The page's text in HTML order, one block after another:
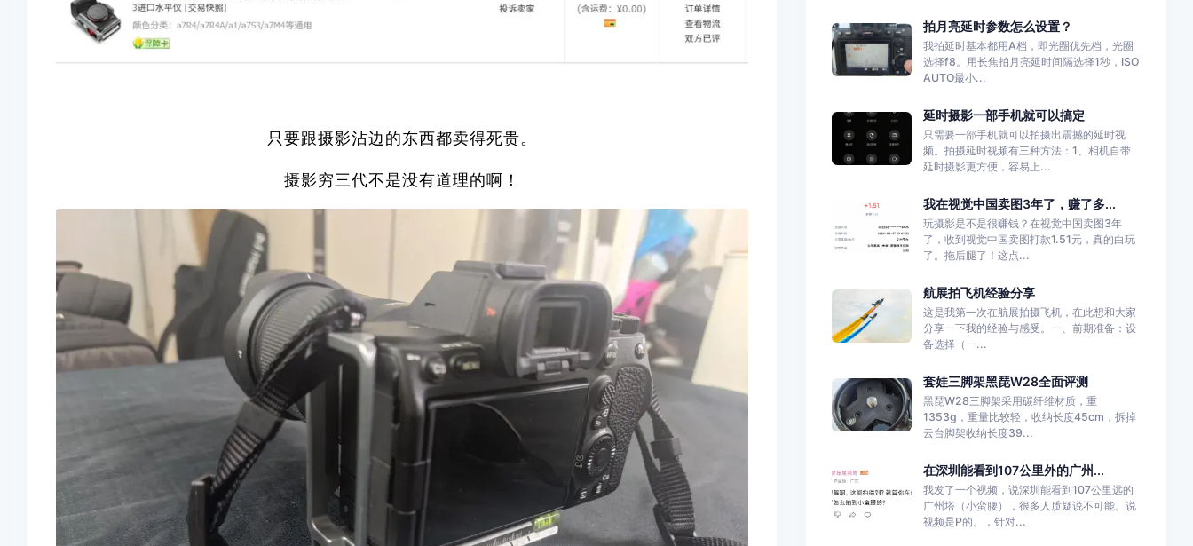
只要跟摄影沾边的东西都卖得死贵。
摄影穷三代不是没有道理的啊！
拍月亮延时参数怎么设置？
我拍延时基本都用A档，即光圈优先档，光圈
选择f8。用长焦拍月亮延时间隔选择1秒，ISO
AUTO最小...
延时摄影一部手机就可以搞定
只需要一部手机就可以拍摄出震撼的延时视
频。拍摄延时视频有三种方法：1、相机自带
延时摄影更方便，容易上...
我在视觉中国卖图3年了，赚了多...
玩摄影是不是很赚钱？在视觉中国卖图3年
了，收到视觉中国卖图打款1.51元，真的白玩
了。拖后腿了！这点...
航展拍飞机经验分享
这是我第一次在航展拍摄飞机，在此想和大家
分享一下我的经验与感受。一、前期准备：设
备选择（一...
套娃三脚架黑琵W28全面评测
黑琵W28三脚架采用碳纤维材质，重
1353g，重量比较轻，收纳长度45cm，拆掉
云台脚架收纳长度39...
在深圳能看到107公里外的广州...
我发了一个视频，说深圳能看到107公里远的
广州塔（小蛮腰），很多人质疑说不可能。说
视频是P的。，针对...